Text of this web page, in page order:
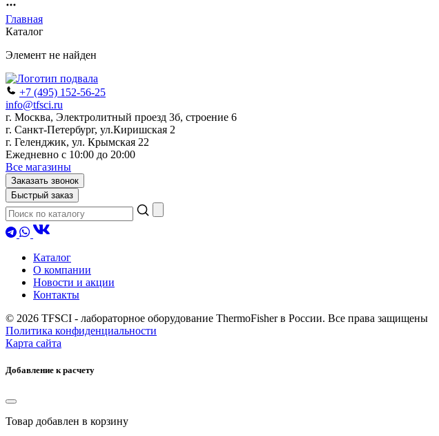
Главная
Каталог
Элемент не найден
+7 (495) 152-56-25
info@tfsci.ru
г. Москва, Электролитный проезд 3б, строение 6
г. Санкт-Петербург, ул.Киришская 2
г. Геленджик, ул. Крымская 22
Ежедневно с 10:00 до 20:00
Все магазины
Заказать звонок
Быстрый заказ
Каталог
О компании
Новости и акции
Контакты
© 2026 TFSCI - лабораторное оборудование ThermoFisher в России. Все права защищены
Политика конфиденциальности
Карта сайта
Добавление к расчету
Товар добавлен в корзину